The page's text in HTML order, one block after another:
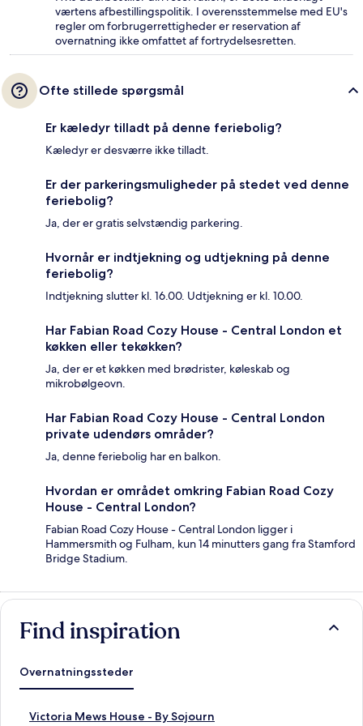
værtens afbestillingspolitik. I overensstemmelse med EU's
regler om forbrugerrettigheder er reservation af
overnatning ikke omfattet af fortrydelsesretten.
Ofte stillede spørgsmål
Er kæledyr tilladt på denne feriebolig?
Kæledyr er desværre ikke tilladt.
Er der parkeringsmuligheder på stedet ved denne
feriebolig?
Ja, der er gratis selvstændig parkering.
Hvornår er indtjekning og udtjekning på denne
feriebolig?
Indtjekning slutter kl. 16.00. Udtjekning er kl. 10.00.
Har Fabian Road Cozy House - Central London et
køkken eller tekøkken?
Ja, der er et køkken med brødrister, køleskab og
mikrobølgeovn.
Har Fabian Road Cozy House - Central London
private udendørs områder?
Ja, denne feriebolig har en balkon.
Hvordan er området omkring Fabian Road Cozy
House - Central London?
Fabian Road Cozy House - Central London ligger i
Hammersmith og Fulham, kun 14 minutters gang fra Stamford
Bridge Stadium.
Find inspiration
Overnatningssteder
Victoria Mews House - By Sojourn
L